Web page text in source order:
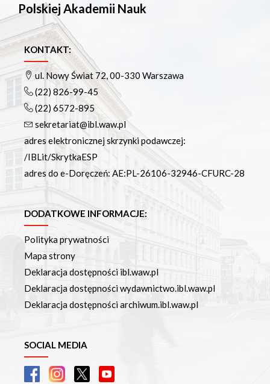
Polskiej Akademii Nauk
KONTAKT:
ul. Nowy Świat 72, 00-330 Warszawa
(22) 826-99-45
(22) 6572-895
sekretariat@ibl.waw.pl
adres elektronicznej skrzynki podawczej:
/IBLit/SkrytkaESP
adres do e-Doręczeń: AE:PL-26106-32946-CFURC-28
DODATKOWE INFORMACJE:
Polityka prywatności
Mapa strony
Deklaracja dostępności ibl.waw.pl
Deklaracja dostępności wydawnictwo.ibl.waw.pl
Deklaracja dostępności archiwum.ibl.waw.pl
SOCIAL MEDIA